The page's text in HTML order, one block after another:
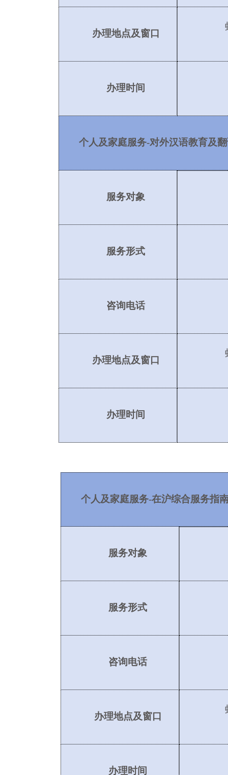
办理地点及窗口
办理时间
个人及家庭服务-对外汉语教育及
服务对象
服务形式
咨询电话
办理地点及窗口
办理时间
个人及家庭服务-在沪综合服务指
服务对象
服务形式
咨询电话
办理地点及窗口
办理时间